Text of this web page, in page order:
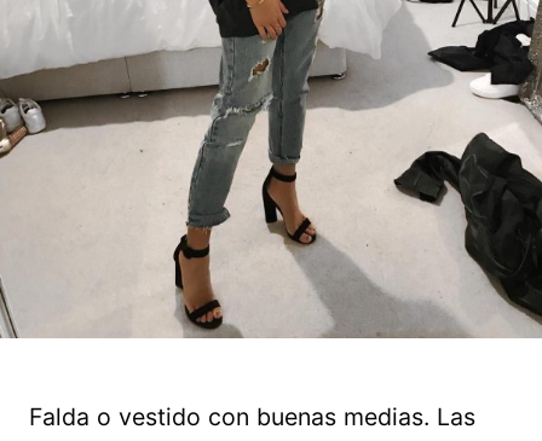
Falda o vestido con buenas medias. Las